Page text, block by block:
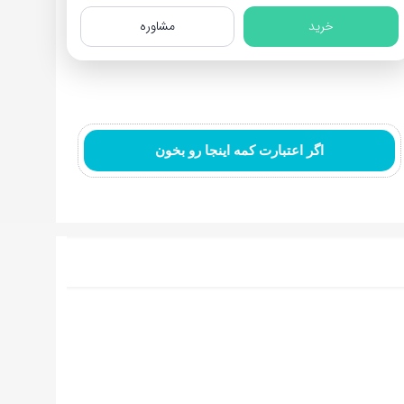
خرید مشاوره
اگر اعتبارت کمه اینجا رو بخون